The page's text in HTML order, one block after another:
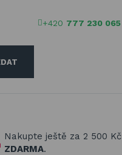
+420 777 230 065
heslo
Nakupte ještě za 2 500 Kč
ZDARMA.